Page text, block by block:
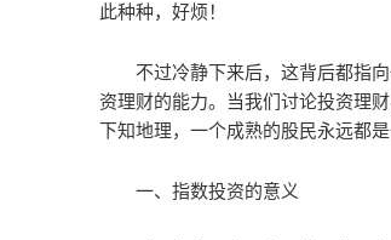
此种种，好烦！
不过冷静下来后，这背后都指
资理财的能力。当我们讨论投资理
下知地理，一个成熟的股民永远都是
一、指数投资的意义